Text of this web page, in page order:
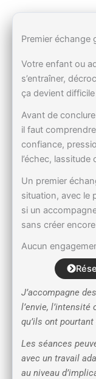
Premier échange
Votre enfant ou
s’entraîner,
ça devient difficile
Avant de
il faut
confiance,
l’échec, lassitude
Un premier
situation, avec le
si un
sans créer
Aucun
J’accompagne
l’envie,
qu’ils ont
Les séances
avec un travail
au niveau